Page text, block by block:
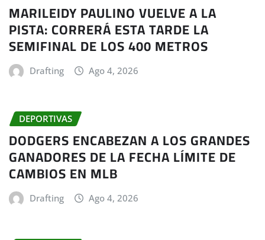
MARILEIDY PAULINO VUELVE A LA
PISTA: CORRERÁ ESTA TARDE LA
SEMIFINAL DE LOS 400 METROS
Drafting Ago 4, 2026
DEPORTIVAS
DODGERS ENCABEZAN A LOS GRANDES
GANADORES DE LA FECHA LÍMITE DE
CAMBIOS EN MLB
Drafting Ago 4, 2026